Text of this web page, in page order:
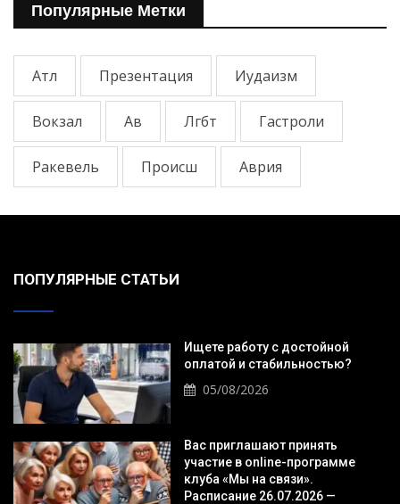
Популярные Метки
Атл Презентация Иудаизм
Вокзал Ав Лгбт Гастроли
Ракевель Происш Аврия
ПОПУЛЯРНЫЕ СТАТЬИ
Ищете работу с достойной
оплатой и стабильностью?
05/08/2026
Вас приглашают принять
участие в online-программе
клуба «Мы на связи».
Расписание 26.07.2026 —